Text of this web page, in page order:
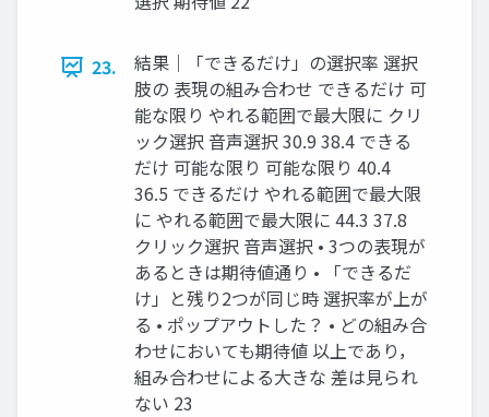
23.
結果｜「できるだけ」の選択率 選択
肢の 表現の組み合わせ できるだけ 可
能な限り やれる範囲で最⼤限に クリ
ック選択 ⾳声選択 30.9 38.4 できる
だけ 可能な限り 可能な限り 40.4
36.5 できるだけ やれる範囲で最⼤限
に やれる範囲で最⼤限に 44.3 37.8
クリック選択 ⾳声選択 • 3つの表現が
あるときは期待値通り • 「できるだ
け」と残り2つが同じ時 選択率が上が
る • ポップアウトした？ • どの組み合
わせにおいても期待値 以上であり，
組み合わせによる⼤きな 差は⾒られ
ない 23